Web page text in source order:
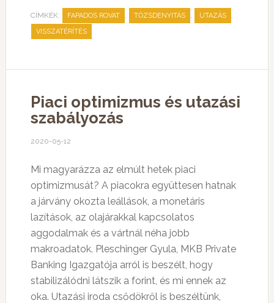
CÍMKÉK: FAPADOS ROVAT , TŐZSDENYITÁS , UTAZÁS ,
VISSZATÉRÍTÉS
Piaci optimizmus és utazási
szabályozás
2020-05-12
Mi magyarázza az elmúlt hetek piaci
optimizmusát? A piacokra együttesen hatnak
a járvány okozta leállások, a monetáris
lazítások, az olajárakkal kapcsolatos
aggodalmak és a vártnál néha jobb
makroadatok. Pleschinger Gyula, MKB Private
Banking Igazgatója arról is beszélt, hogy
stabilizálódni látszik a forint, és mi ennek az
oka. Utazási iroda csődökről is beszéltünk,